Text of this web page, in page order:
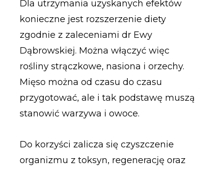
Dla utrzymania uzyskanych efektów
konieczne jest rozszerzenie diety
zgodnie z zaleceniami dr Ewy
Dąbrowskiej. Można włączyć więc
rośliny strączkowe, nasiona i orzechy.
Mięso można od czasu do czasu
przygotować, ale i tak podstawę muszą
stanowić warzywa i owoce.
Do korzyści zalicza się czyszczenie
organizmu z toksyn, regenerację oraz